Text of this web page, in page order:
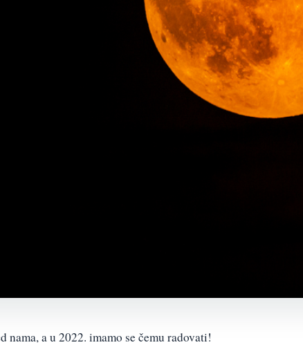
nama, a u 2022. imamo se čemu radovati!